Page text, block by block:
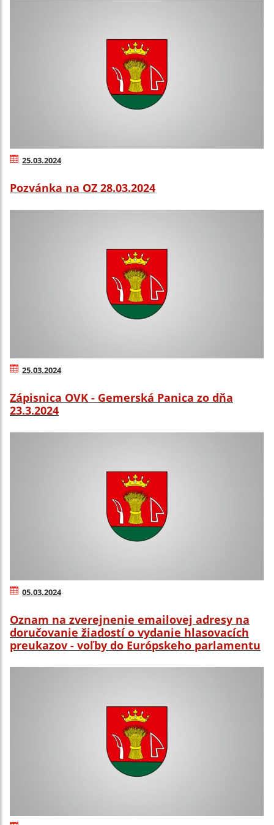
25.03.2024
Pozvánka na OZ 28.03.2024
25.03.2024
Zápisnica OVK - Gemerská Panica zo dňa
23.3.2024
05.03.2024
Oznam na zverejnenie emailovej adresy na
doručovanie žiadostí o vydanie hlasovacích
preukazov - voľby do Európskeho parlamentu